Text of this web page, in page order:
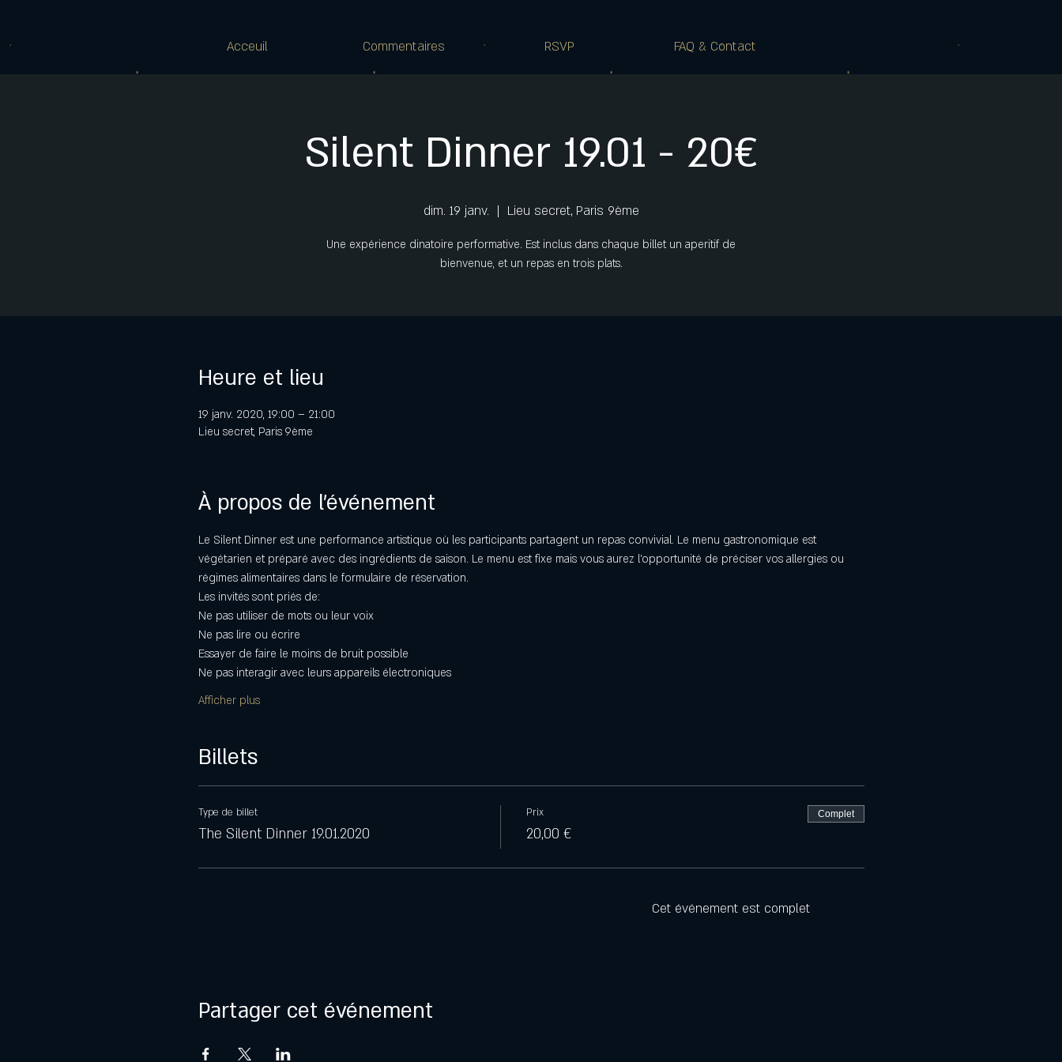
Acceuil Commentaires RSVP FAQ & Contact
Silent Dinner 19.01 - 20€
dim. 19 janv.
  |
Lieu secret, Paris 9ème
Une expérience dinatoire performative. Est inclus dans chaque billet un aperitif de
bienvenue, et un repas en trois plats.
Heure et lieu
19 janv. 2020, 19:00 – 21:00
Lieu secret, Paris 9ème
À propos de l'événement
Le Silent Dinner est une performance artistique où les participants partagent un repas convivial. Le menu gastronomique est
végétarien et préparé avec des ingrédients de saison. Le menu est fixe mais vous aurez l’opportunité de préciser vos allergies ou
régimes alimentaires dans le formulaire de réservation.
Les invités sont priés de:
Ne pas utiliser de mots ou leur voix
Ne pas lire ou écrire
Essayer de faire le moins de bruit possible
Ne pas interagir avec leurs appareils électroniques
Afficher plus
Billets
Type de billet
The Silent Dinner 19.01.2020
Prix
20,00 €
Complet
Cet événement est complet
Partager cet événement